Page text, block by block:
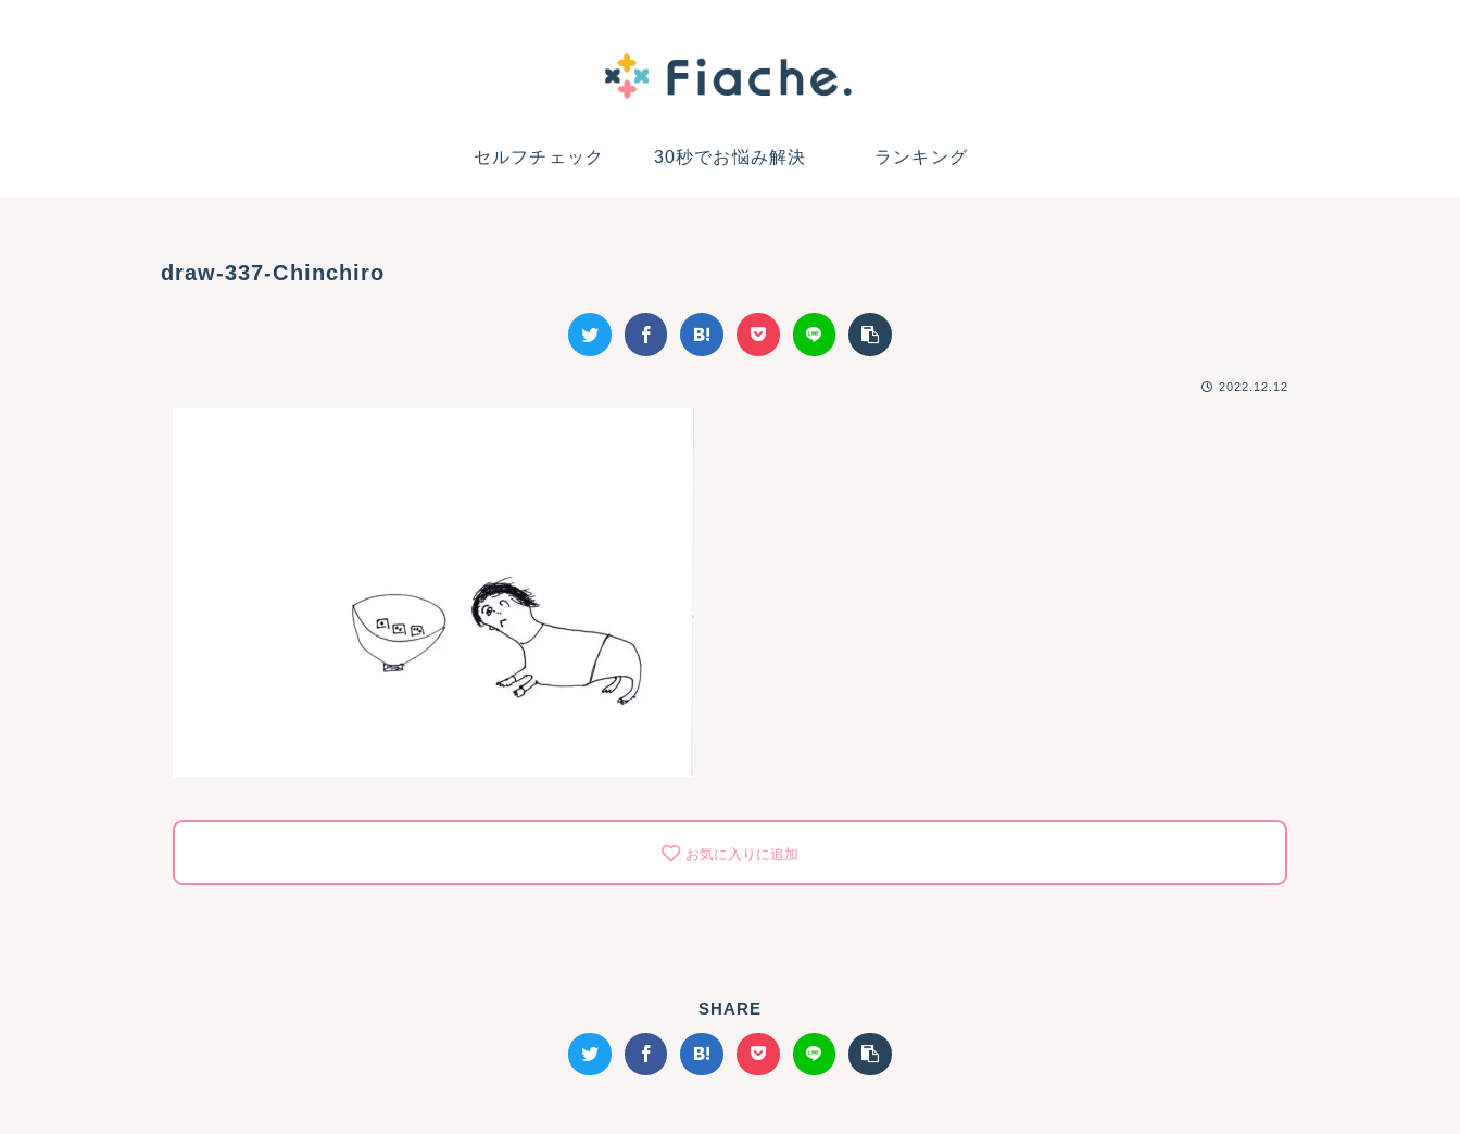
セルフチェック 30秒でお悩み解決 ランキング
draw-337-Chinchiro
2022.12.12
お気に入りに追加
SHARE